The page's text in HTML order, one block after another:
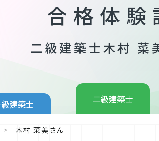
合格体験
二級建築士木村 菜
建築士 二級建築士
木村 菜美さん